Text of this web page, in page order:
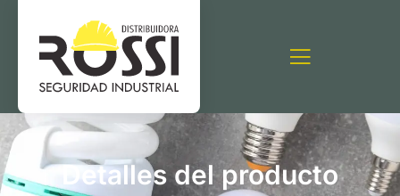
Detalles del producto